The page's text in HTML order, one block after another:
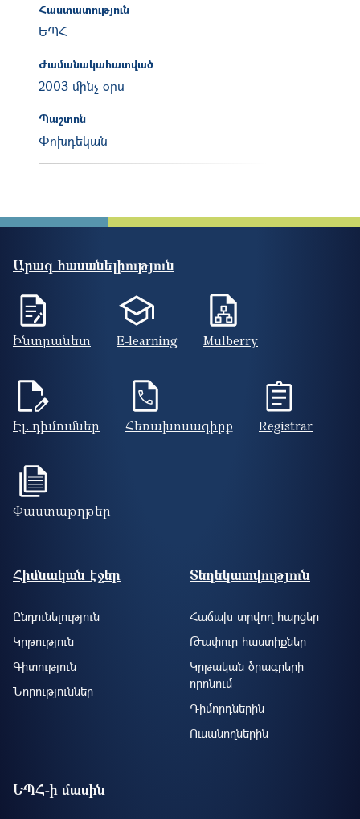
Հաստատություն
ԵՊՀ
Ժամանակահատված
2003 մինչ օրս
Պաշտոն
Փոխդեկան
Արագ հասանելիություն
Ինտրանետ E-learning Mulberry
Էլ. դիմումներ Հեռախոսագիրք Registrar
Փաստաթղթեր
Footer site information
Հիմնական էջեր
Ընդունելություն
Կրթություն
Գիտություն
Նորություններ
Տեղեկատվություն
Հաճախ տրվող հարցեր
Թափուր հաստիքներ
Կրթական ծրագրերի
որոնում
Դիմորդներին
Ուսանողներին
ԵՊՀ-ի մասին